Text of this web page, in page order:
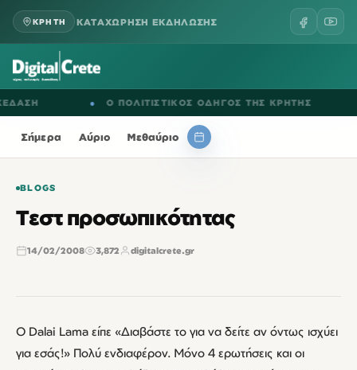
ΚΡΗΤΗ ΚΑΤΑΧΩΡΗΣΗ ΕΚΔΗΛΩΣΗΣ
Ο ΠΟΛΙΤΙΣΤΙΚΟΣ ΟΔΗΓΟΣ ΤΗΣ ΚΡΗΤΗΣ
Σήμερα Αύριο Μεθαύριο
BLOGS
Τεστ προσωπικότητας
14/02/2008 3,872 digitalcrete.gr
Ο Dalai Lama είπε «Διαβάστε το για να δείτε αν όντως ισχύει
για εσάς!» Πολύ ενδιαφέρον. Μόνο 4 ερωτήσεις και οι